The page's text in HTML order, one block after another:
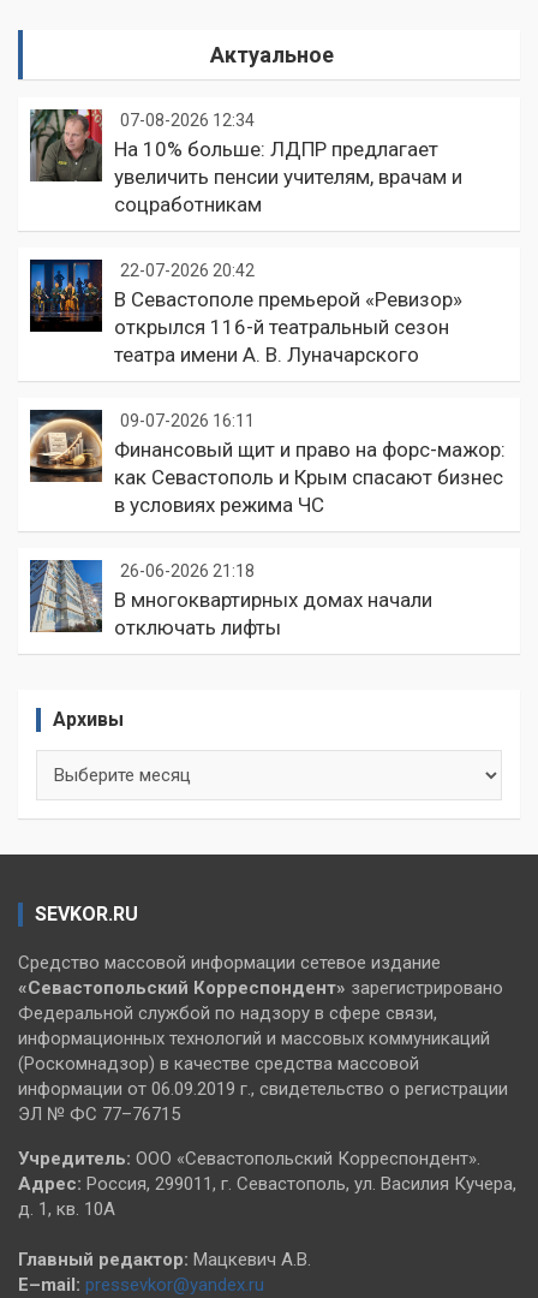
Актуальное
07-08-2026 12:34
На 10% больше: ЛДПР предлагает
увеличить пенсии учителям, врачам и
соцработникам
22-07-2026 20:42
В Севастополе премьерой «Ревизор»
открылся 116-й театральный сезон
театра имени А. В. Луначарского
09-07-2026 16:11
Финансовый щит и право на форс-мажор:
как Севастополь и Крым спасают бизнес
в условиях режима ЧС
26-06-2026 21:18
В многоквартирных домах начали
отключать лифты
Архивы
SEVKOR.RU
Средство массовой информации сетевое издание
«Севастопольский Корреспондент» зарегистрировано
Федеральной службой по надзору в сфере связи,
информационных технологий и массовых коммуникаций
(Роскомнадзор) в качестве средства массовой
информации от 06.09.2019 г., свидетельство о регистрации
ЭЛ № ФС 77–76715
Учредитель: ООО «Севастопольский Корреспондент».
Адрес: Россия, 299011, г. Севастополь, ул. Василия Кучера,
д. 1, кв. 10А
Главный редактор: Мацкевич А.В.
E–mail: pressevkor@yandex.ru